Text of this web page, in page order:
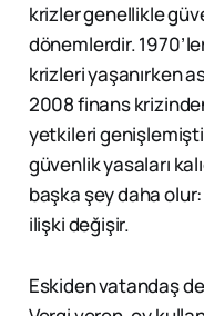
krizler genellikle
dönemlerdir.
krizleri yaşanırken
2008 finans
yetkileri
güvenlik yasaları
başka şey daha
ilişki değişir.
Eskiden vatandaş